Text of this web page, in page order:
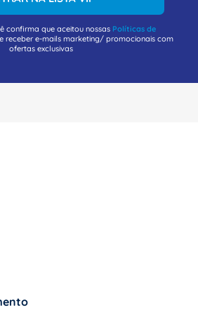
confirma que aceitou nossas Políticas de
receber e-mails marketing/ promocionais com
ofertas exclusivas